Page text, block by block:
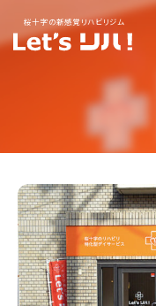
桜十字の新感覚リハビリジム